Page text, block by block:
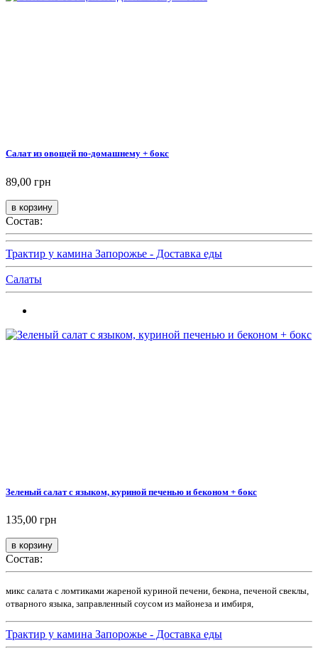
Салат из овощей по-домашнему + бокс
89,00 грн
Состав:
Трактир у камина Запорожье - Доставка еды
Салаты
Зеленый салат с языком, куриной печенью и беконом + бокс
135,00 грн
Состав:
микс салата с ломтиками жареной куриной печени, бекона, печеной свеклы,
отварного языка, заправленный соусом из майонеза и имбиря,
Трактир у камина Запорожье - Доставка еды